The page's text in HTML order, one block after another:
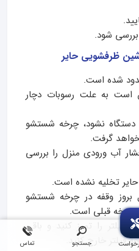
جستجو تماس
شود.
ظرفشویی حایر
شده است.
است به علت رسوبات دچار
دستگاه نشود، چرخه شستشو
گرفت.
آب ورودی منزل را بررسی
تخلیه نشده است.
بروز وقفه در چرخه شستشو
چرخه قبلی است.
فیلتر را تمیز کنید و باقی
فیلتر خارج کنید.